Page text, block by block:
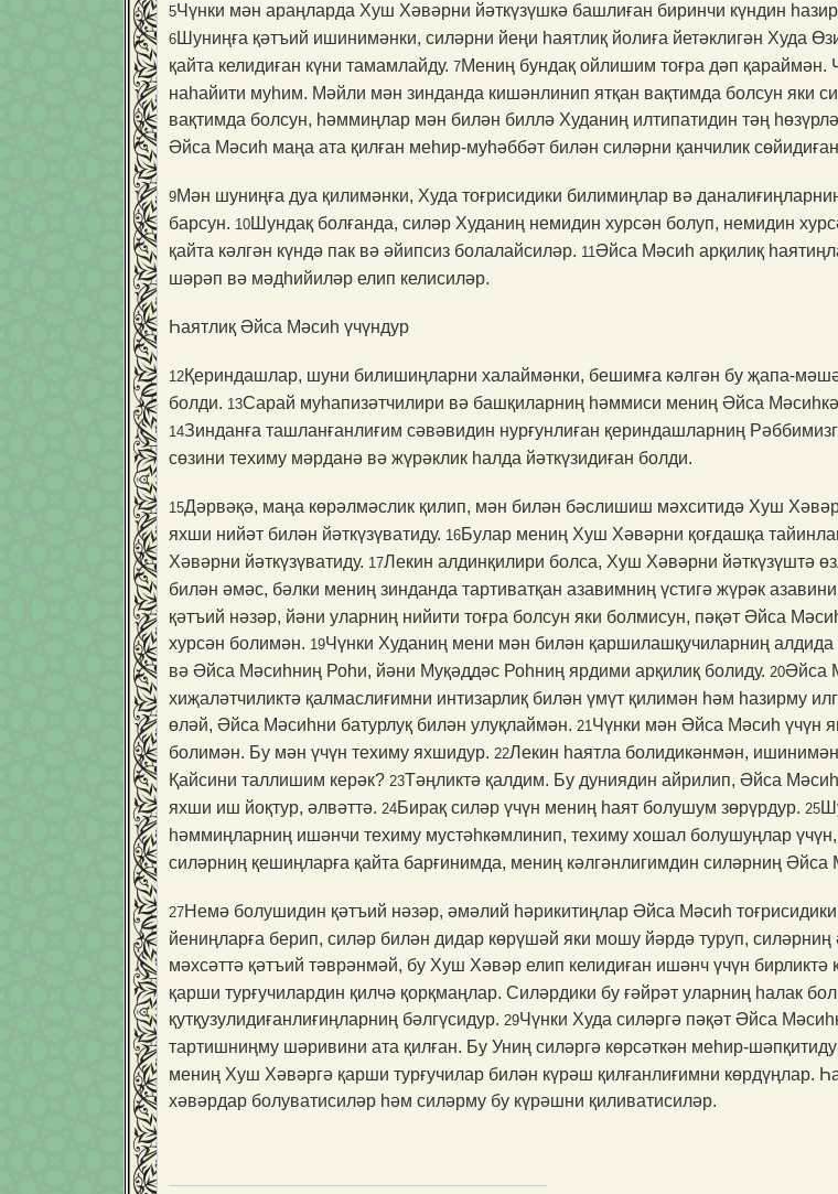
5Чүнки мән араңларда Хуш Хәвәрни йәткүзүшкә башлиған биринчи күндин
6 Шуниңға қәтъий ишинимәнки, силәрни йеңи һаятлиқ йолиға йетәклигән Худа
қайта келидиған күни тамамлайду. 7Мениң бундақ ойлишим тоғра дәп қараймән.
наһайити муһим. Мәйли мән зинданда кишәнлинип ятқан вақтимда болсун яки
вақтимда болсун, һәммиңлар мән билән биллә Худа­ниң илтипатидин тәң
Әйса Мәсиһ маңа ата қилған меһир-муһәббәт билән силәрни қанчилик
9Мән шуниңға дуа қилимәнки, Худа тоғрисидики билимиңлар вә
барсун. 10 Шундақ болғанда, силәр Худаниң немидин хурсән болуп, немидин
қайта кәлгән күндә пак вә әйипсиз болалайсиләр. 11Әйса Мәсиһ арқилиқ
шәрәп вә мәдһийиләр елип келисиләр.
Һаятлиқ Әйса Мәсиһ үчүндур
12Қериндашлар, шуни билишиңларни халаймәнки, бешимға кәлгән бу җапа-
болди. 13Сарай муһапизәтчилири вә башқиларниң һәммиси мениң Әйса
14Зинданға ташланғанлиғим сәвәвидин нурғунлиған қерин­даш­ларниң
сөзини техиму мәрданә вә жүрәклик һалда йәткүзидиған болди.
15Дәрвәқә, маңа көрәлмәслик қилип, мән билән бәслишиш мәхси­тидә Хуш
яхши нийәт билән йәткүзүватиду. 16Булар мениң Хуш Хәвәрни қоғдашқа
Хәвәрни йәткүзүватиду. 17Лекин алдинқилири болса, Хуш Хәвәрни йәткүзүштә
билән әмәс, бәлки мениң зинданда тартиватқан азавимниң үстигә жүрәк
қәтъий нәзәр, йәни уларниң нийити тоғра болсун яки болмисун, пәқәт Әйса
хурсән болимән. 19Чүнки Худаниң мени мән билән қаршилашқучиларниң алдида
вә Әйса Мәсиһниң Роһи, йәни Муқәддәс Роһниң ярдими арқилиқ болиду. 20Әйса
хиҗаләтчиликтә қалмаслиғимни интизарлиқ билән үмүт қилимән һәм һазирму
өләй, Әйса Мәсиһни батурлуқ билән улуқлаймән. 21Чүнки мән Әйса Мәсиһ үчүн
болимән. Бу мән үчүн техиму яхшидур. 22Лекин һаятла болидикәнмән,
Қайсини таллишим керәк? 23Тәңликтә қалдим. Бу дуниядин айрилип, Әйса
яхши иш йоқтур, әлвәттә. 24Бирақ силәр үчүн мениң һаят болушум зөрүрдур. 25
һәммиңларниң ишәнчи техиму мустәһкәм­линип, техиму хошал болушуңлар
силәрниң қешиңларға қайта барғинимда, мениң кәлгәнлигимдин силәрниң Әйса
27Немә болушидин қәтъий нәзәр, әмәлий һәрикитиңлар Әйса Мәсиһ
йениңларға берип, силәр билән дидар көрүшәй яки мошу йәрдә туруп,
мәхсәттә қәтъий тәврәнмәй, бу Хуш Хәвәр елип келидиған ишәнч үчүн
қарши турғучилардин қилчә қорқмаңлар. Силәрдики бу ғәйрәт уларниң һалак
қутқузулидиғанлиғиңларниң бәлгүсидур. 29Чүнки Худа силәргә пәқәт Әйса
тартишниңму шәривини ата қилған. Бу Униң силәргә көрсәткән меһир-
мениң Хуш Хәвәргә қарши турғучилар билән күрәш қилғанлиғимни көрдүңлар.
хәвәрдар болуватисиләр һәм силәрму бу күрәшни қиливатисиләр.